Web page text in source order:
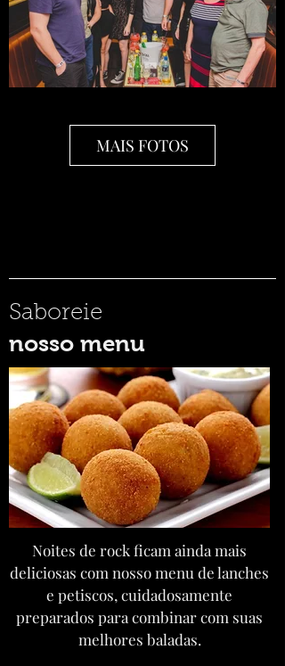
MAIS FOTOS
Saboreie
nosso menu
Noites de rock ficam ainda mais
deliciosas com nosso menu de lanches
e petiscos, cuidadosamente
preparados para combinar com suas
melhores baladas.